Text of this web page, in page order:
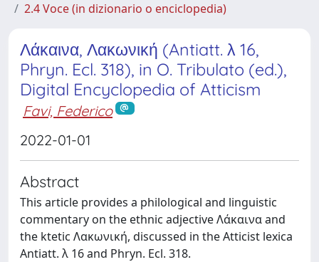
2.4 Voce (in dizionario o enciclopedia)
Λάκαινα, Λακωνική (Antiatt. λ 16,
Phryn. Ecl. 318), in O. Tribulato (ed.),
Digital Encyclopedia of Atticism
Favi, Federico
2022-01-01
Abstract
This article provides a philological and linguistic
commentary on the ethnic adjective Λάκαινα and
the ktetic Λακωνική, discussed in the Atticist lexica
Antiatt. λ 16 and Phryn. Ecl. 318.